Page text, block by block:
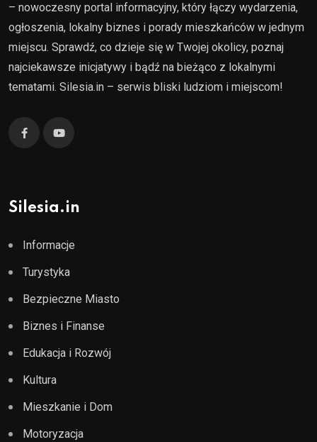
– nowoczesny portal informacyjny, który łączy wydarzenia,
ogłoszenia, lokalny biznes i porady mieszkańców w jednym
miejscu. Sprawdź, co dzieje się w Twojej okolicy, poznaj
najciekawsze inicjatywy i bądź na bieżąco z lokalnymi
tematami. Silesia.in – serwis bliski ludziom i miejscom!
Silesia.in
Informacje
Turystyka
Bezpieczne Miasto
Biznes i Finanse
Edukacja i Rozwój
Kultura
Mieszkanie i Dom
Motoryzacja